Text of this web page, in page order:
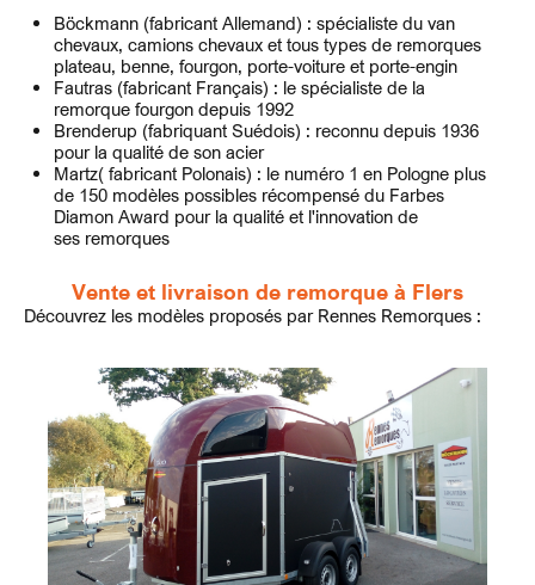
Böckmann (fabricant Allemand) : spécialiste du van
chevaux, camions chevaux et tous types de remorques
plateau, benne, fourgon, porte-voiture et porte-engin
Fautras (fabricant Français) : le spécialiste de la
remorque fourgon depuis 1992
Brenderup (fabriquant Suédois) : reconnu depuis 1936
pour la qualité de son acier
Martz( fabricant Polonais) : le numéro 1 en Pologne plus
de 150 modèles possibles récompensé du Farbes
Diamon Award pour la qualité et l'innovation de
ses remorques
Vente et livraison de remorque à Flers
Découvrez les modèles proposés par Rennes Remorques :